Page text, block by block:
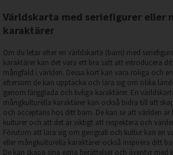
Världskarta med seriefigurer eller
karaktärer
Om du letar efter en världskarta (barn) med
karaktärer kan det vara ett bra sätt att introducera
mångfald i världen. Dessa kort kan vara roliga och
eftersom de kan upptäcka och lära sig om olika
genom färgglada och livliga karaktärer. En
mångkulturella karaktärer kan också bidra till att
och acceptans hos ditt barn. De kan se att världen
kulturer och att det är viktigt att respektera och
Förutom att lära sig om geografi och kultur kan en
eller mångkulturella karaktärer också inspirera ditt
De kan skapa sina egna berättelser och äventyr med